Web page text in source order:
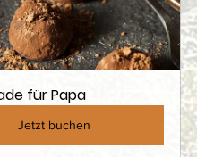
für Papa
Jetzt buchen